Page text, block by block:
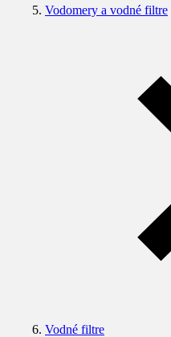
Vodomery a vodné filtre
Vodné filtre